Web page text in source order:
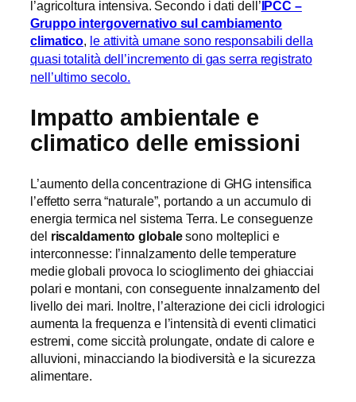
l’agricoltura intensiva. Secondo i dati dell’IPCC –
Gruppo intergovernativo sul cambiamento
climatico, le attività umane sono responsabili della
quasi totalità dell’incremento di gas serra registrato
nell’ultimo secolo.
Impatto ambientale e
climatico delle emissioni
L’aumento della concentrazione di GHG intensifica
l’effetto serra “naturale”, portando a un accumulo di
energia termica nel sistema Terra. Le conseguenze
del riscaldamento globalesono molteplici e
interconnesse: l’innalzamento delle temperature
medie globali provoca lo scioglimento dei ghiacciai
polari e montani, con conseguente innalzamento del
livello dei mari. Inoltre, l’alterazione dei cicli idrologici
aumenta la frequenza e l’intensità di eventi climatici
estremi, come siccità prolungate, ondate di calore e
alluvioni, minacciando la biodiversità e la sicurezza
alimentare.